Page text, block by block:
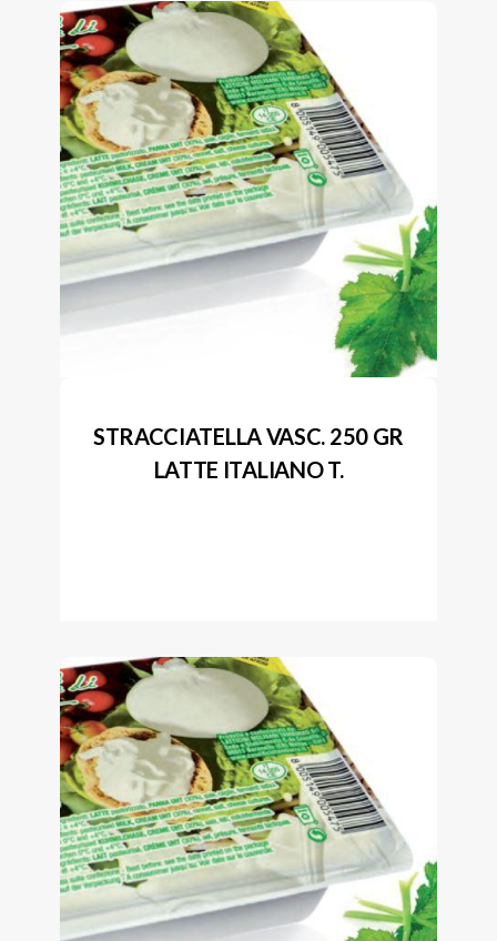
STRACCIATELLA VASC. 250 GR
LATTE ITALIANO T.